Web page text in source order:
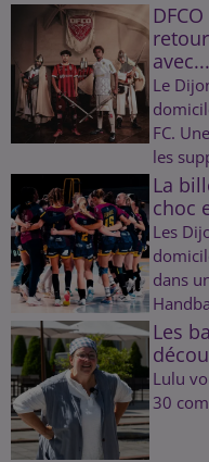
avec...
Le
FC.
les
La
choc
Les
dans
Les
Lulu
30